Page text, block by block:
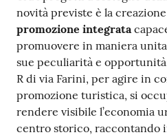
novità previste è la creazione
promozione integrata
promuovere in maniera
sue peculiarità e
R di via Farini, per agire in
promozione turistica, si
rendere visibile l’economia
centro storico, raccontando